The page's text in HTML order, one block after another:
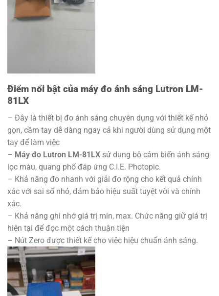
Điểm nổi bật của máy đo ánh sáng Lutron LM-
81LX
– Đây là thiết bị đo ánh sáng chuyên dụng với thiết kế nhỏ
gọn, cầm tay dễ dàng ngay cả khi người dùng sử dụng một
tay để làm việc
– Máy đo Lutron LM-81LX sử dụng bộ cảm biến ánh sáng
lọc màu, quang phổ đáp ứng C.I.E. Photopic.
– Khả năng đo nhanh với giải đo rộng cho kết quả chính
xác với sai số nhỏ, đảm bảo hiệu suất tuyệt vời và chính
xác.
– Khả năng ghi nhớ giá trị min, max. Chức năng giữ giá trị
hiện tại để đọc một cách thuận tiện
– Nút Zero được thiết kế cho việc hiệu chuẩn ánh sáng.